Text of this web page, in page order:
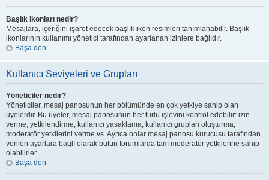
Başlık ikonları nedir?
Mesajlara, içeriğini işaret edecek başlık ikon resimleri tanımlanabilir. Başlık
ikonlarının kullanımı yönetici tarafından ayarlanan izinlere bağlıdır.
Başa dön
Kullanıcı Seviyeleri ve Grupları
Yöneticiler nedir?
Yöneticiler, mesaj panosunun her bölümünde en çok yetkiye sahip olan
üyelerdir. Bu üyeler, mesaj panosunun her türlü işlevini kontrol edebilir: izin
verme, yetkilendirme, kullanıcı yasaklama, kullanıcı grupları oluşturma,
moderatör yetkilerini verme vs. Ayrıca onlar mesaj panosu kurucusu tarafından
verilen ayarlara bağlı olarak bütün forumlarda tam moderatör yetkilerine sahip
olabilirler.
Başa dön